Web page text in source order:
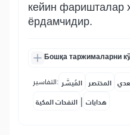
кейин фаришталар
ёрдамчидир.
Бошқа таржималарни
التفاسير: المُيسَّر المختصر
النفحات المكية | هدايات